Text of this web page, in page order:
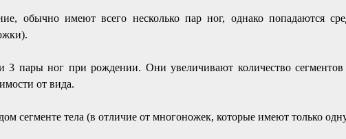
обычно имеют всего несколько пар ног, однако
3 пары ног при рождении. Они увеличивают количество
от вида.
сегменте тела (в отличие от многоножек, которые имеют только